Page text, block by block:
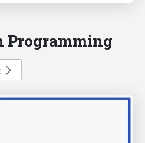
Programming